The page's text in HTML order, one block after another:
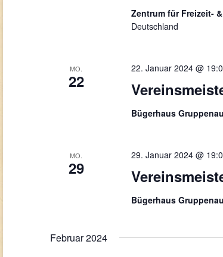
Zentrum für Freizeit-
Deutschland
MO.
22
22. Januar 2024 @
Bügerhaus
MO.
29
29. Januar 2024 @
Bügerhaus
Februar 2024